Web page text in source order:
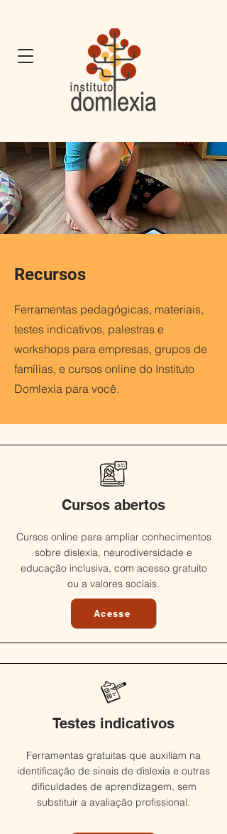
Recursos
Ferramentas pedagógicas, materiais,
testes indicativos, palestras e
workshops para empresas, grupos de
famílias, e cursos online do Instituto
Domlexia para você.
Cursos abertos
Cursos online para ampliar conhecimentos
sobre dislexia, neurodiversidade e
educação inclusiva, com acesso gratuito
ou a valores sociais.
Acesse
Testes indicativos
Ferramentas gratuitas que auxiliam na
identificação de sinais de dislexia e outras
dificuldades de aprendizagem, sem
substituir a avaliação profissional.